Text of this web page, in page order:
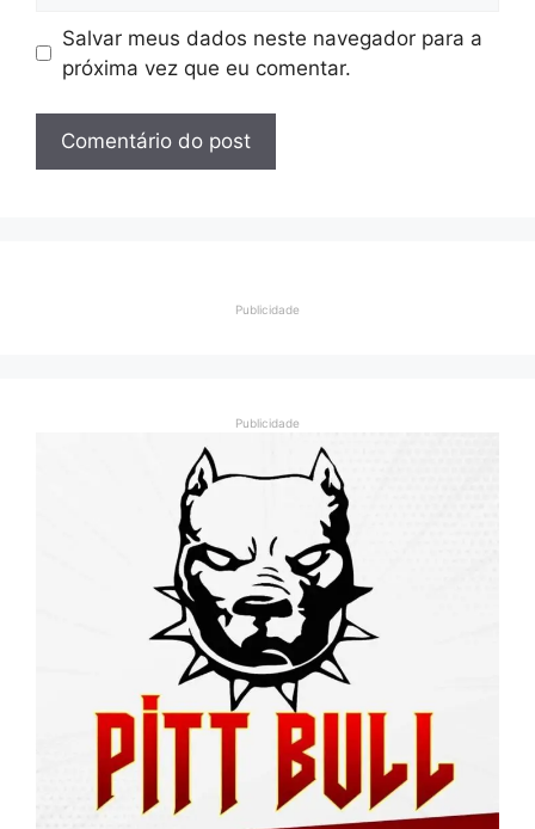
Salvar meus dados neste navegador para a
próxima vez que eu comentar.
Publicidade
Publicidade